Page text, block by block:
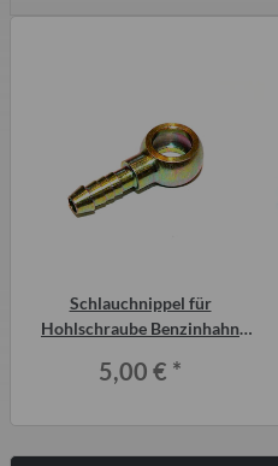
Schlauchnippel für
Hohlschraube Benzinhahn
P601
5,00 € *